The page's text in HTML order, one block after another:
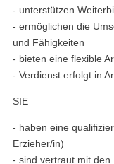
- unterstützen
- ermöglichen die
und Fähigkeiten
- bieten eine flexible
- Verdienst erfolgt in
SIE
- haben eine
Erzieher/in)
- sind vertraut mit